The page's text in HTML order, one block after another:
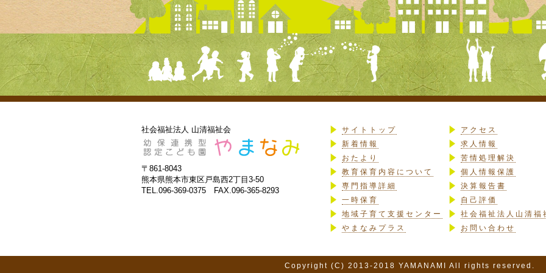
社会福祉法人 山清福祉会
〒861-8043
熊本県熊本市東区戸島西2丁目3-50
TEL.096-369-0375 FAX.096-365-8293
サイトトップ
新着情報
おたより
教育保育内容について
専門指導詳細
一時保育
地域子育て支援センター
やまなみプラス
アクセス
求人情報
苦情処理解決
個人情報保護
決算報告書
自己評価
社会福祉法人山清福
お問い合わせ
Copyright (C) 2013-2018 YAMANAMI All rights reserved.